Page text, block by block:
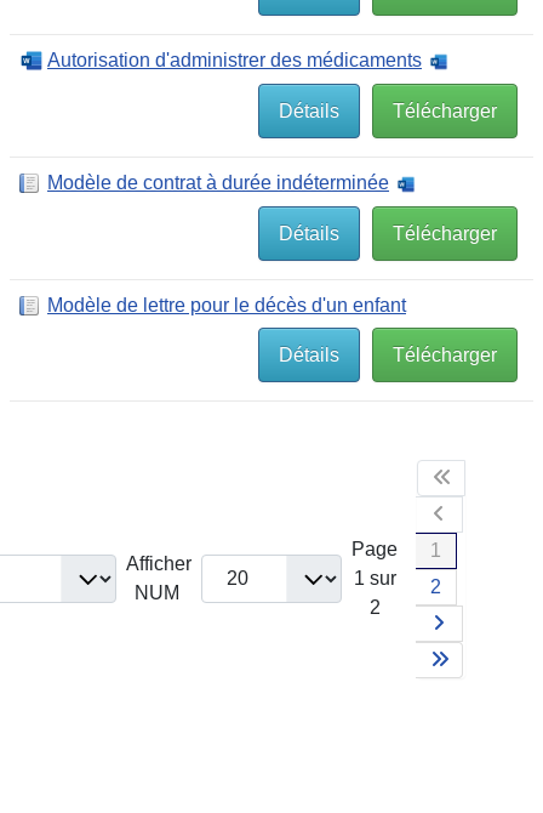
Autorisation d'administrer des médicaments
Télécharger
Détails
Modèle de contrat à durée indéterminée
Télécharger
Détails
Modèle de lettre pour le décès d'un enfant
Télécharger
Détails
Afficher
NUM
Page
1 sur
2
1
2